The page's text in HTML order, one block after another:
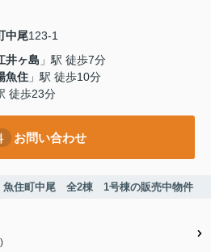
中尾123-1
井ヶ島 」駅 徒歩7分
魚住 」駅 徒歩10分
徒歩23分
お問い合わせ
住町中尾 全2棟 1号棟の販売中物件